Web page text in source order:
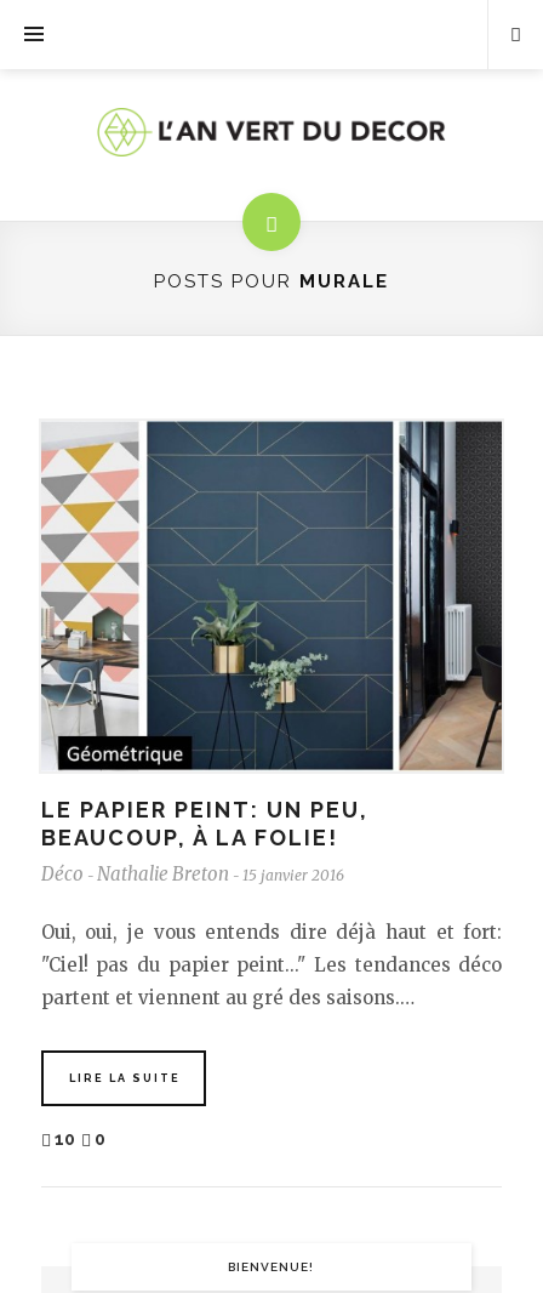
POSTS POUR MURALE
LE PAPIER PEINT: UN PEU,
BEAUCOUP, À LA FOLIE!
Déco - Nathalie Breton - 15 janvier 2016
Oui, oui, je vous entends dire déjà haut et fort:
"Ciel! pas du papier peint..." Les tendances déco
partent et viennent au gré des saisons.…
LIRE LA SUITE
10 0
BIENVENUE!